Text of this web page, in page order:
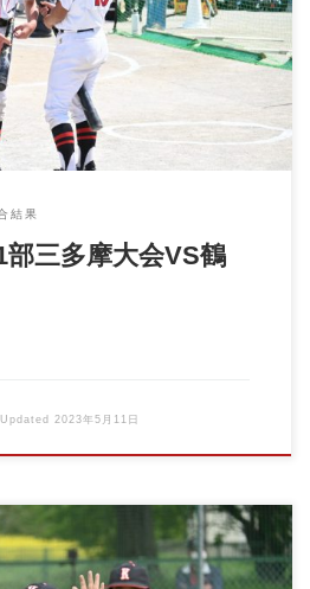
VS鶴川L&D 三多摩 […]
結果
三多摩大会VS鶴
Updated 2023年5月11日